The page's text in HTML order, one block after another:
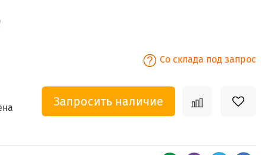
Со склада под запрос
Запросить наличие